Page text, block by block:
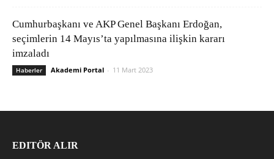
Cumhurbaşkanı ve AKP Genel Başkanı Erdoğan,
seçimlerin 14 Mayıs’ta yapılmasına ilişkin kararı
imzaladı
Haberler Akademi Portal - 11 Mart 2023
EDITÖR ALIR